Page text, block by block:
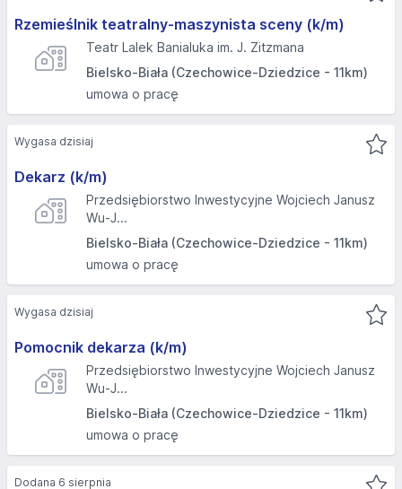
Rzemieślnik teatralny-maszynista sceny (k/m)
Teatr Lalek Banialuka im. J. Zitzmana
Bielsko-Biała (Czechowice-Dziedzice - 11km)
umowa o pracę
Dekarz (k/m)
Przedsiębiorstwo Inwestycyjne Wojciech Janusz
Wu-J...
Bielsko-Biała (Czechowice-Dziedzice - 11km)
umowa o pracę
Wygasa dzisiaj
Pomocnik dekarza (k/m)
Przedsiębiorstwo Inwestycyjne Wojciech Janusz
Wu-J...
Bielsko-Biała (Czechowice-Dziedzice - 11km)
umowa o pracę
Wygasa dzisiaj
Dodana 6 sierpnia